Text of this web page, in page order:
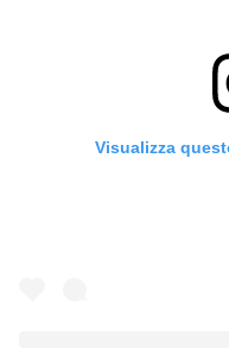
Visualizza